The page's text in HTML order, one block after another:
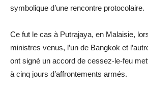
symbolique d’une rencontre protocolaire.
Ce fut le cas à Putrajaya, en Malaisie,
ministres venus, l’un de Bangkok et
ont signé un accord de cessez-le-feu
à cinq jours d’affrontements armés.